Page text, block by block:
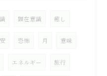
顕在意識 癒し
恐怖 月 意味
エネルギー 旅行